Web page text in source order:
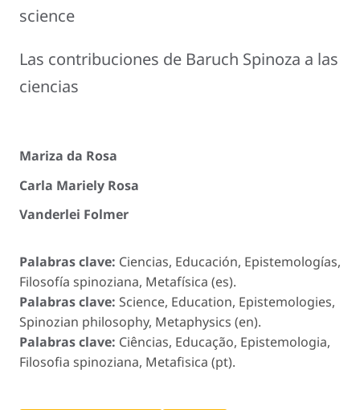
science
Las contribuciones de Baruch Spinoza a las
ciencias
Mariza da Rosa
Carla Mariely Rosa
Vanderlei Folmer
Palabras clave: Ciencias, Educación, Epistemologías,
Filosofía spinoziana, Metafísica (es).
Palabras clave: Science, Education, Epistemologies,
Spinozian philosophy, Metaphysics (en).
Palabras clave: Ciências, Educação, Epistemologia,
Filosofia spinoziana, Metafisica (pt).